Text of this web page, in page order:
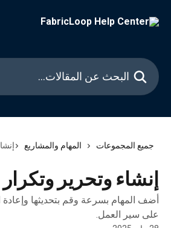
البحث عن المقالات...
جميع المجموعات المهام والمشاريع
إنشاء وتحرير وتكرار
أضف المهام بسرعة وقم بتحديثها وإعادة
على سير العمل.